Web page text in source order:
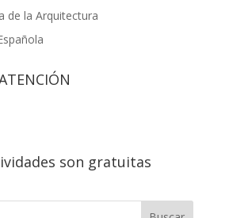
de la Arquitectura
son gratuitas